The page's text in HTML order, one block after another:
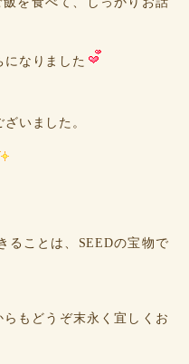
になりました
いました。
ることは、SEEDの宝物で
もどうぞ末永く宜しくお